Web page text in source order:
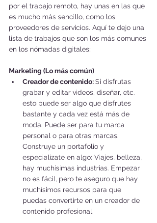
por el trabajo remoto, hay unas en las que
es mucho más sencillo, como los
proveedores de servicios. Aquí te dejo una
lista de trabajos que son los más comunes
en los nómadas digitales:
Marketing (Lo más común)
Creador de contenido: Si disfrutas
grabar y editar videos, diseñar, etc.
esto puede ser algo que disfrutes
bastante y cada vez está más de
moda. Puede ser para tu marca
personal o para otras marcas.
Construye un portafolio y
especialízate en algo: Viajes, belleza,
hay muchísimas industrias. Empezar
no es fácil, pero te aseguro que hay
muchísimos recursos para que
puedas convertirte en un creador de
contenido profesional.